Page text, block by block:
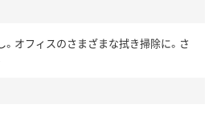
オフィスのさまざまな拭き掃除に。さ